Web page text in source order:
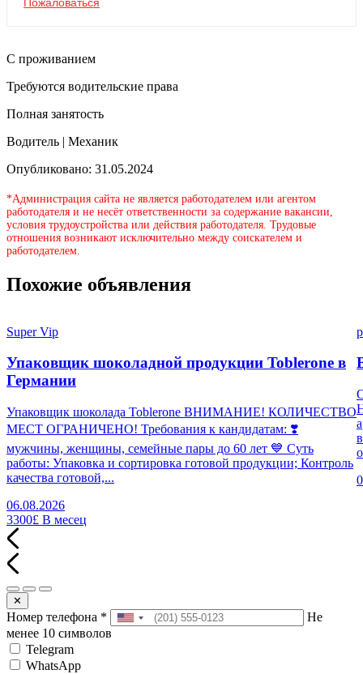
С проживанием
Требуются водительские права
Полная занятость
Водитель | Механик
Опубликовано: 31.05.2024
*Администрация сайта не является работодателем или агентом
работодателя и не несёт ответственности за содержание вакансии,
условия трудоустройства или действия работодателя. Трудовые
отношения возникают исключительно между соискателем и
работодателем.
Похожие объявления
Super Vip
Упаковщик шоколадной продукции Toblerone в
Германии
Упаковщик шоколада Toblerone ВНИМАНИЕ! КОЛИЧЕСТВО
МЕСТ ОГРАНИЧЕНО! Требования к кандидатам: ❣️
мужчины, женщины, семейные пары до 60 лет 💙 Суть
работы: Упаковка и сортировка готовой продукции; Контроль
качества готовой,...
06.08.2026
3300£ В месец
✕
Номер телефона *
Не
менее 10 символов
Telegram
WhatsApp